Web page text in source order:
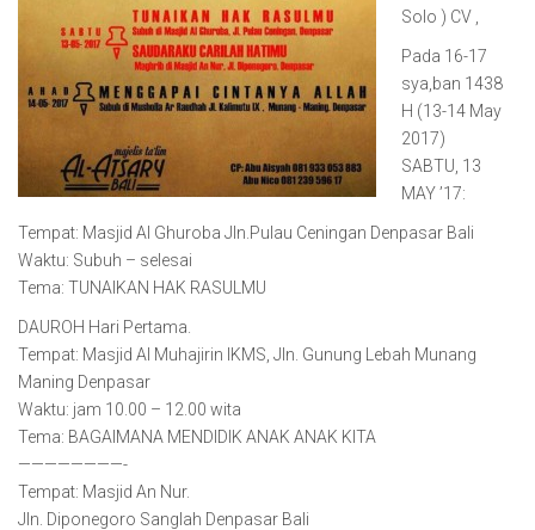
Solo ) CV ,
Pada 16-17
sya,ban 1438
H (13-14 May
2017)
SABTU, 13
MAY ’17:
Tempat: Masjid Al Ghuroba Jln.Pulau Ceningan Denpasar Bali
Waktu: Subuh – selesai
Tema: TUNAIKAN HAK RASULMU
DAUROH Hari Pertama.
Tempat: Masjid Al Muhajirin IKMS, Jln. Gunung Lebah Munang
Maning Denpasar
Waktu: jam 10.00 – 12.00 wita
Tema: BAGAIMANA MENDIDIK ANAK ANAK KITA
————————-
Tempat: Masjid An Nur.
Jln. Diponegoro Sanglah Denpasar Bali